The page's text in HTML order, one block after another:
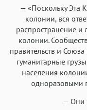
— «Поскольку Эта
колонии, вся
распространение
колонии.
правительств и
гуманитарные
населения
одноразовыми
— Они